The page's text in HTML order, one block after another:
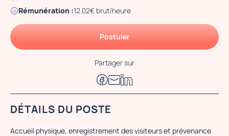
Rémunération :12.02€ brut/heure
Postuler
Partager sur
DÉTAILS DU POSTE
Accueil physique, enregistrement des visiteurs et prévenance